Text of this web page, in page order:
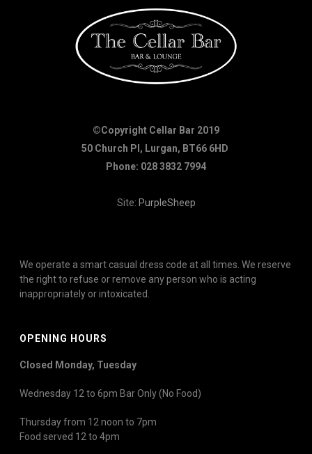
©Copyright Cellar Bar 2019
50 Church Pl, Lurgan, BT66 6HD
Phone: 028 3832 7994
Site: PurpleSheep
We operate a smart casual dress code at all times. We reserve
the right to refuse or remove any person who is acting
inappropriately or intoxicated.
OPENING HOURS
Closed Monday, Tuesday
Wednesday 12 to 6pm Bar Only (No Food)
Thursday from 12 noon to 7pm
Food served 12 to 4pm